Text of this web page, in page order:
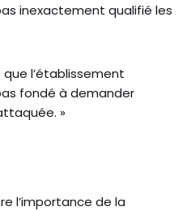
inexactement qualifié les
l’établissement
fondé à demander
»
l’importance de la